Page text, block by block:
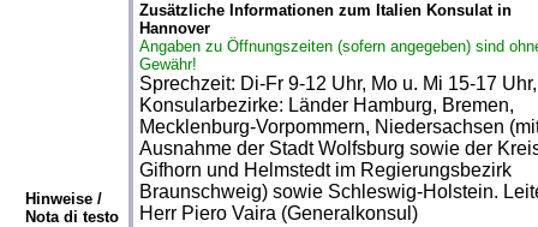
Hinweise /
Nota di testo
Zusätzliche Informationen zum Italien Konsulat in
Hannover
Angaben zu Öffnungszeiten (sofern angegeben) sind
Gewähr!
Sprechzeit: Di-Fr 9-12 Uhr, Mo u. Mi 15-17 Uhr,
Konsularbezirke: Länder Hamburg, Bremen,
Mecklenburg-Vorpommern, Niedersachsen
Ausnahme der Stadt Wolfsburg sowie der
Gifhorn und Helmstedt im Regierungsbezirk
Braunschweig) sowie Schleswig-Holstein.
Herr Piero Vaira (Generalkonsul)